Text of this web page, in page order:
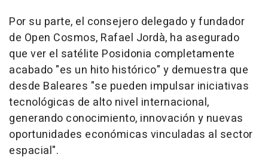
Por su parte, el consejero delegado y fundador
de Open Cosmos, Rafael Jordà, ha asegurado
que ver el satélite Posidonia completamente
acabado "es un hito histórico" y demuestra que
desde Baleares "se pueden impulsar iniciativas
tecnológicas de alto nivel internacional,
generando conocimiento, innovación y nuevas
oportunidades económicas vinculadas al sector
espacial".